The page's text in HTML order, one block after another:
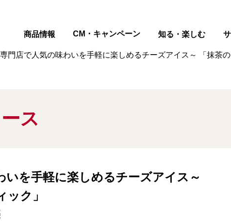
商品情報 CM・キャンペーン 知る・楽しむ
専門店で人気の味わいを手軽に楽しめるチーズアイス～ 「抹茶
ス
いを手軽に楽しめるチーズアイス～
ック」